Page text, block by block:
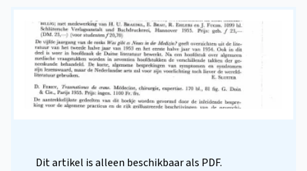
Dit artikel is alleen beschikbaar als PDF.